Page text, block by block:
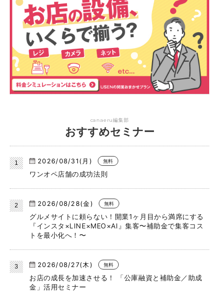
canaeru編集部
おすすめセミナー
2026/08/31(月) 無料
ワンオペ店舗の成功法則
2026/08/28(金) 無料
グルメサイトに頼らない！開業1ヶ月目から満席にする
『インスタ×LINE×MEO×AI』集客〜補助金で集客コス
トを最小化へ！〜
2026/08/27(木) 無料
お店の成長を加速させる！ 「公庫融資と補助金／助成
金」活用セミナー